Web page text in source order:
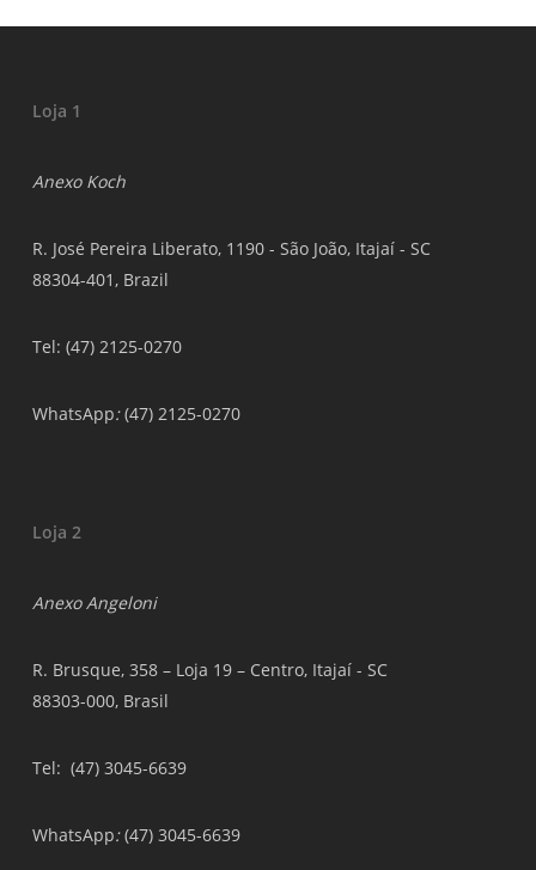
Loja 1
Anexo Koch
R. José Pereira Liberato, 1190 - São João, Itajaí - SC
88304-401, Brazil
Tel: (47) 2125-0270
WhatsApp:(47) 2125-0270
Loja 2
Anexo Angeloni
R. Brusque, 358 – Loja 19 – Centro, Itajaí - SC
88303-000, Brasil
Tel: (47) 3045-6639
WhatsApp:(47) 3045-6639